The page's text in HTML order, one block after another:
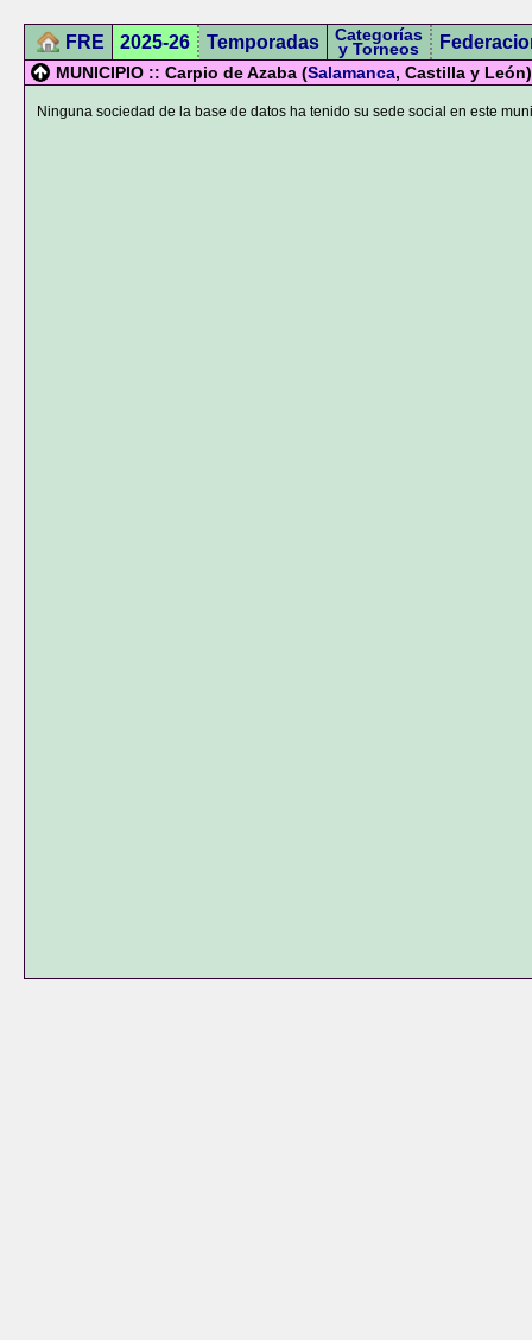
FRE 2025-26 Temporadas Categorías
y Torneos
MUNICIPIO :: Carpio de Azaba (Salamanca, Castilla y León)
Ninguna sociedad de la base de datos ha tenido su sede social en este